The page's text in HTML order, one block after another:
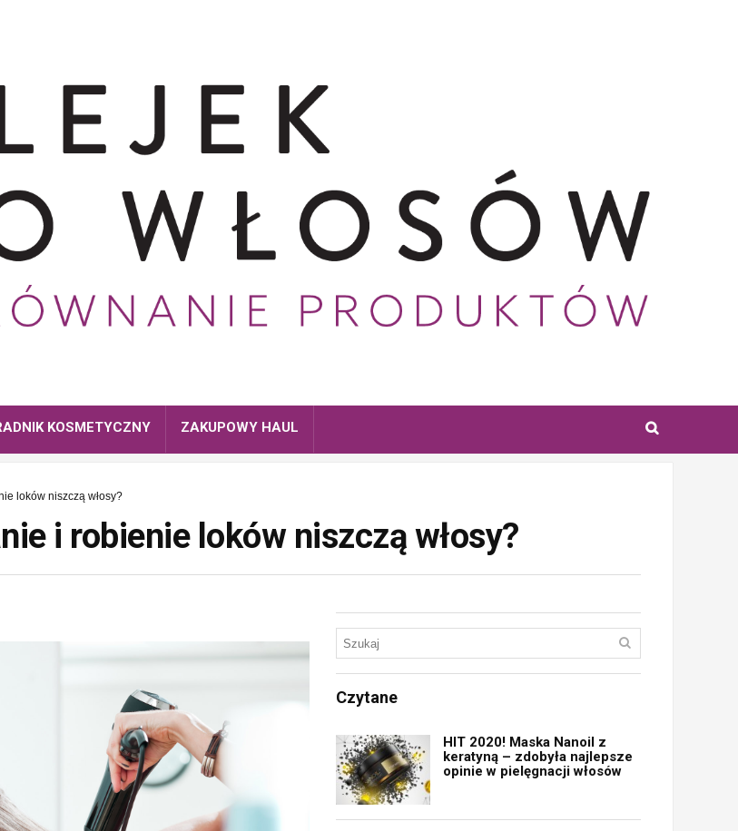
KOSMETYCZNY ZAKUPOWY HAUL
loków niszczą włosy?
i robienie loków niszczą włosy?
Czytane
HIT 2020! Maska Nanoil z
keratyną – zdobyła najlepsze
opinie w pielęgnacji włosów